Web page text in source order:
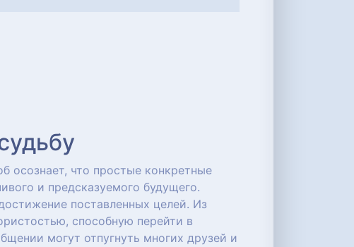
осознает, что простые конкретные
и предсказуемого будущего.
поставленных целей. Из
способную перейти в
могут отпугнуть многих друзей и